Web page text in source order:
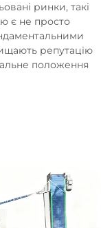
ринки, такі
є не просто
репутацію
положення